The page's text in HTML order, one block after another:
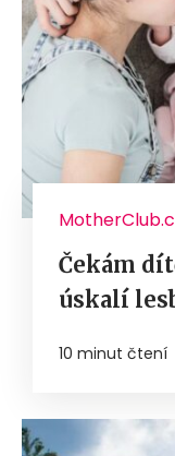
Čekám
úskalí
10 minut čtení